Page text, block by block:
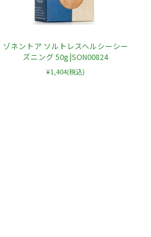
ゾネントア ソルトレスヘルシーシー
ズニング 50g |SON00824
¥1,404(税込)